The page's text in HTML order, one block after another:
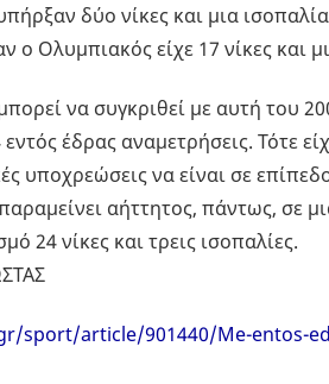
δύο νίκες και μια
ο Ολυμπιακός είχε 17 νίκες και
να συγκριθεί με αυτή του
έδρας αναμετρήσεις. Τότε
υποχρεώσεις να είναι σε
αήττητος, πάντως, σε
24 νίκες και τρεις ισοπαλίες.
sport/article/901440/Me-entos-